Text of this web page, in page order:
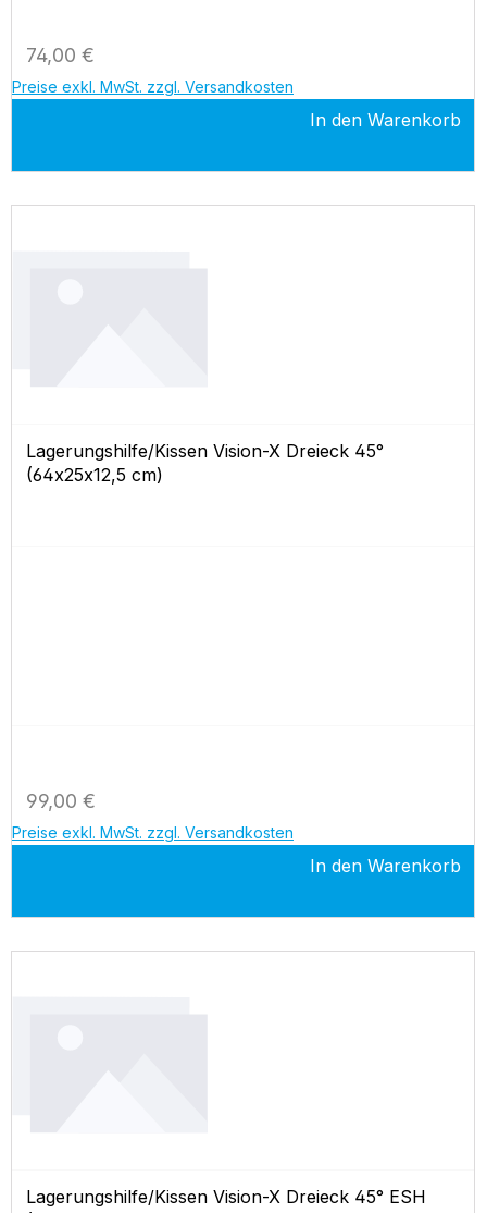
Regulärer Preis:
74,00 €
Preise exkl. MwSt. zzgl. Versandkosten
In den Warenkorb
Lagerungshilfe/Kissen Vision-X Dreieck 45°
(64x25x12,5 cm)
Regulärer Preis:
99,00 €
Preise exkl. MwSt. zzgl. Versandkosten
In den Warenkorb
Lagerungshilfe/Kissen Vision-X Dreieck 45° ESH